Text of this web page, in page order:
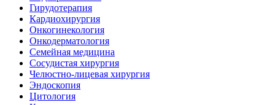
Гирудотерапия
Кардиохирургия
Онкогинекология
Онкодерматология
Семейная медицина
Сосудистая хирургия
Челюстно-лицевая хирургия
Эндоскопия
Цитология